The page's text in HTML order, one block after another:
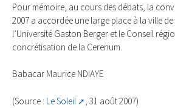
Pour mémoire, au cours des débats, la
2007 a accordée une large place à la ville de
l’Université Gaston Berger et le Conseil
concrétisation de la Cerenum.
Babacar Maurice NDIAYE
(Source : Le Soleil , 31 août 2007)